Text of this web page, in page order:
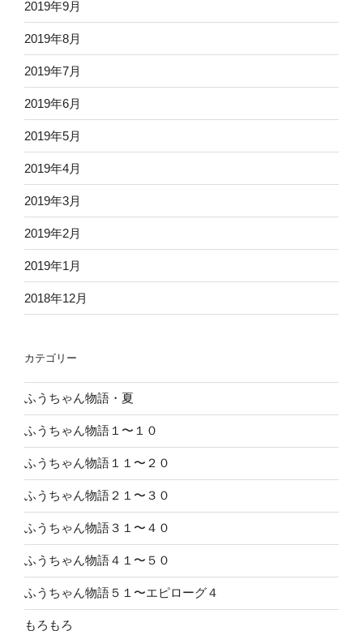
2019年9月
2019年8月
2019年7月
2019年6月
2019年5月
2019年4月
2019年3月
2019年2月
2019年1月
2018年12月
カテゴリー
ふうちゃん物語・夏
ふうちゃん物語１〜１０
ふうちゃん物語１１〜２０
ふうちゃん物語２１〜３０
ふうちゃん物語３１〜４０
ふうちゃん物語４１〜５０
ふうちゃん物語５１〜エピローグ４
もろもろ